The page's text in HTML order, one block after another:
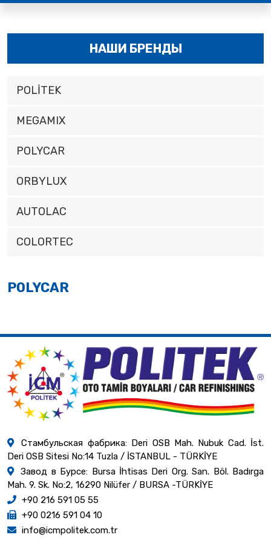
НАШИ БРЕНДЫ
POLİTEK
MEGAMIX
POLYCAR
ORBYLUX
AUTOLAC
COLORTEC
POLYCAR
Стамбульская фабрика: Deri OSB Mah. Nubuk Cad. İst.
Deri OSB Sitesi No:14 Tuzla / İSTANBUL - TÜRKİYE
Завод в Бурсе: Bursa İhtisas Deri Org. San. Böl. Badırga
Mah. 9. Sk. No:2, 16290 Nilüfer / BURSA -TÜRKİYE
+90 216 591 05 55
+90 0216 591 04 10
info@icmpolitek.com.tr